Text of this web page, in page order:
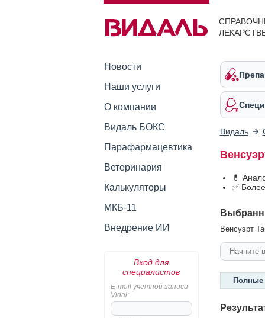
Новости
Наши услуги
О компании
Видаль БОКС
Парафармацевтика
Ветеринария
Калькуляторы
МКБ-11
Внедрение ИИ
Вход для
специалистов
E-mail учетной записи
Vidal:
Видаль
💊
✅
Венсуэрт
Полные